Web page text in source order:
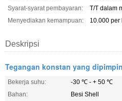
Syarat-syarat pembayaran:
T/T dalam
Menyediakan kemampuan:
10.000 per
Deskripsi
Tegangan konstan yang
Bekerja suhu:
-30 ℃ - + 50 ℃
Bahan:
Besi Shell